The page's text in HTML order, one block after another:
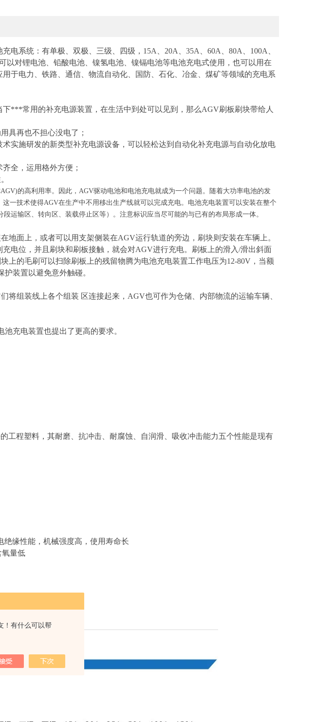
！有什么可以帮
电系统：有单极、双极、三级、四级，15A、20A、35A、60A、80A、100A、
以对锂电池、铅酸电池、镍氢电池、镍镉电池等电池充电式使用，也可以用在
于电力、铁路、通信、物流自动化、国防、石化、冶金、煤矿等领域的充电系
***常用的补充电源装置，在生活中到处可以见到，那么AGV刷板刷块带给人
具再也不担心没电了；
实施研发的新类型补充电源设备，可以轻松达到自动化补充电源与自动化放电
全，运用格外方便；
的高利用率。因此，AGV驱动电池和电池充电就成为一个问题。随着大功率电池的发
一技术使得AGV在生产中不用移出生产线就可以完成充电。电池充电装置可以安装在整个
运输区、转向区、装载停止区等）。注意标识应当尽可能的与已有的布局形成一体。
地面上，或者可以用支架侧装在AGV运行轨道的旁边，刷块则安装在车辆上。
电位，并且刷块和刷板接触，就会对AGV进行充电。刷板上的滑入/滑出斜面
上的毛刷可以扫除刷板上的残留物腾为电池充电装置工作电压为12-80V，当额
装置以避免意外触碰。
将组装线上各个组装 区连接起来，AGV也可作为仓储、内部物流的运输车辆、
充电装置也提出了更高的要求。
工程塑料，其耐磨、抗冲击、耐腐蚀、自润滑、吸收冲击能力五个性能是现有
绝缘性能，机械强度高，使用寿命长
氧量低
制！